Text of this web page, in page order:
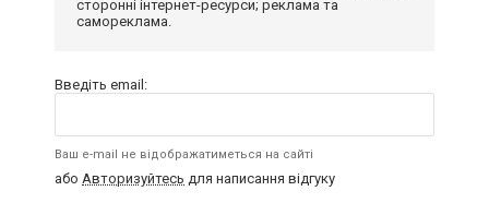
сторонні інтернет-ресурси; реклама та
самореклама.
Введіть email:
Ваш e-mail не відображатиметься на сайті
або Авторизуйтесь для написання відгуку